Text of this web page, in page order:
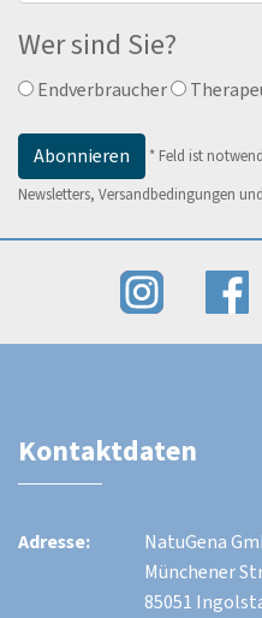
Wer sind Sie?
Endverbraucher
* Feld ist
Newsletters, Versandbedingungen
Kontaktdaten
Adresse:
NatuGena
Münchener
85051